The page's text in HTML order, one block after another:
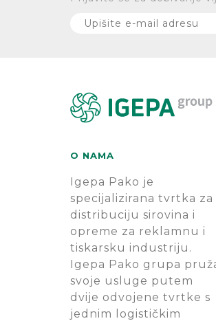
O NAMA
Igepa Pako je
specijalizirana tvrtka za
distribuciju sirovina i
opreme za reklamnu i
tiskarsku industriju.
Igepa Pako grupa
svoje usluge putem
dvije odvojene tvrtke s
jednim logističkim